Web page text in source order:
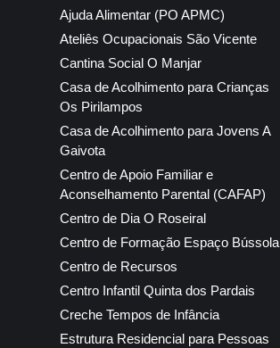
Ajuda Alimentar (PO APMC)
Ateliês Ocupacionais São Vicente
Cantina Social O Manjar
Casa de Acolhimento para Crianças
Os Pirilampos
Casa de Acolhimento para Jovens A
Gaivota
Centro de Apoio Familiar e
Aconselhamento Parental (CAFAP)
Centro de Dia O Roseiral
Centro de Formação Espaço Bússola
Centro de Recursos
Centro Infantil Quinta dos Pardais
Creche Tempos de Infância
Estrutura Residencial para Pessoas